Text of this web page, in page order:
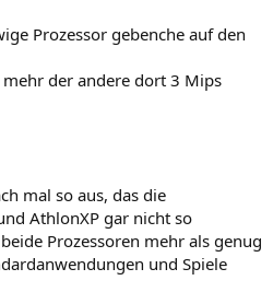
Prozessor gebenche auf den
der andere dort 3 Mips
mal so aus, das die
AthlonXP gar nicht so
Prozessoren mehr als genug
und Spiele